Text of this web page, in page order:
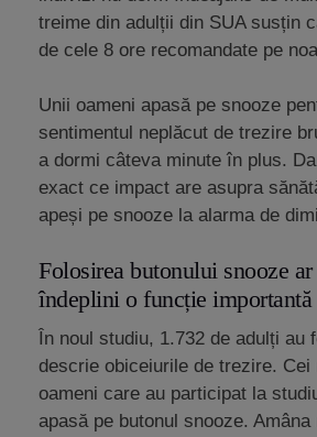
treime din adulții din SUA susțin
de cele 8 ore recomandate pe
Unii oameni apasă pe snooze
sentimentul neplăcut de trezire
a dormi câteva minute în plus.
exact ce impact are asupra
apeși pe snooze la alarma de
Folosirea butonului snooze ar
îndeplini o funcție importantă
În noul studiu, 1.732 de adulți au
descrie obiceiurile de trezire. Cei
oameni care au participat la
apasă pe butonul snooze.